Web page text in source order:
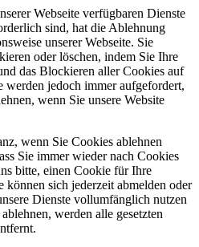
Webseite verfügbaren Dienste
sind, hat die Ablehnung
unserer Webseite. Sie
oder löschen, indem Sie Ihre
das Blockieren aller Cookies auf
werden jedoch immer aufgefordert,
wenn Sie unsere Website
wenn Sie Cookies ablehnen
Sie immer wieder nach Cookies
bitte, einen Cookie für Ihre
können sich jederzeit abmelden oder
Dienste vollumfänglich nutzen
werden alle gesetzten